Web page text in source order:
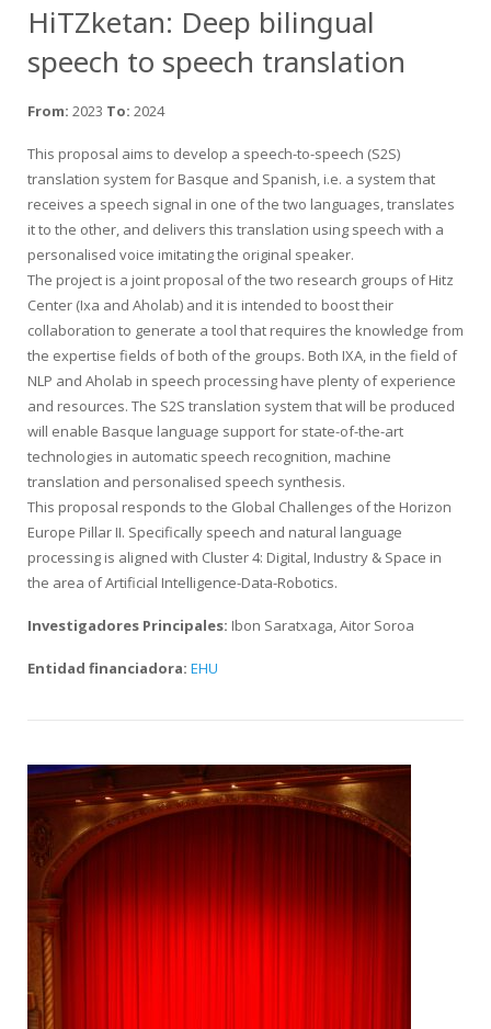
HiTZketan: Deep bilingual
speech to speech translation
From: 2023 To: 2024
This proposal aims to develop a speech-to-speech (S2S)
translation system for Basque and Spanish, i.e. a system that
receives a speech signal in one of the two languages, translates
it to the other, and delivers this translation using speech with a
personalised voice imitating the original speaker.
The project is a joint proposal of the two research groups of Hitz
Center (Ixa and Aholab) and it is intended to boost their
collaboration to generate a tool that requires the knowledge from
the expertise fields of both of the groups. Both IXA, in the field of
NLP and Aholab in speech processing have plenty of experience
and resources. The S2S translation system that will be produced
will enable Basque language support for state-of-the-art
technologies in automatic speech recognition, machine
translation and personalised speech synthesis.
This proposal responds to the Global Challenges of the Horizon
Europe Pillar II. Specifically speech and natural language
processing is aligned with Cluster 4: Digital, Industry & Space in
the area of Artificial Intelligence-Data-Robotics.
Investigadores Principales: Ibon Saratxaga, Aitor Soroa
Entidad financiadora: EHU